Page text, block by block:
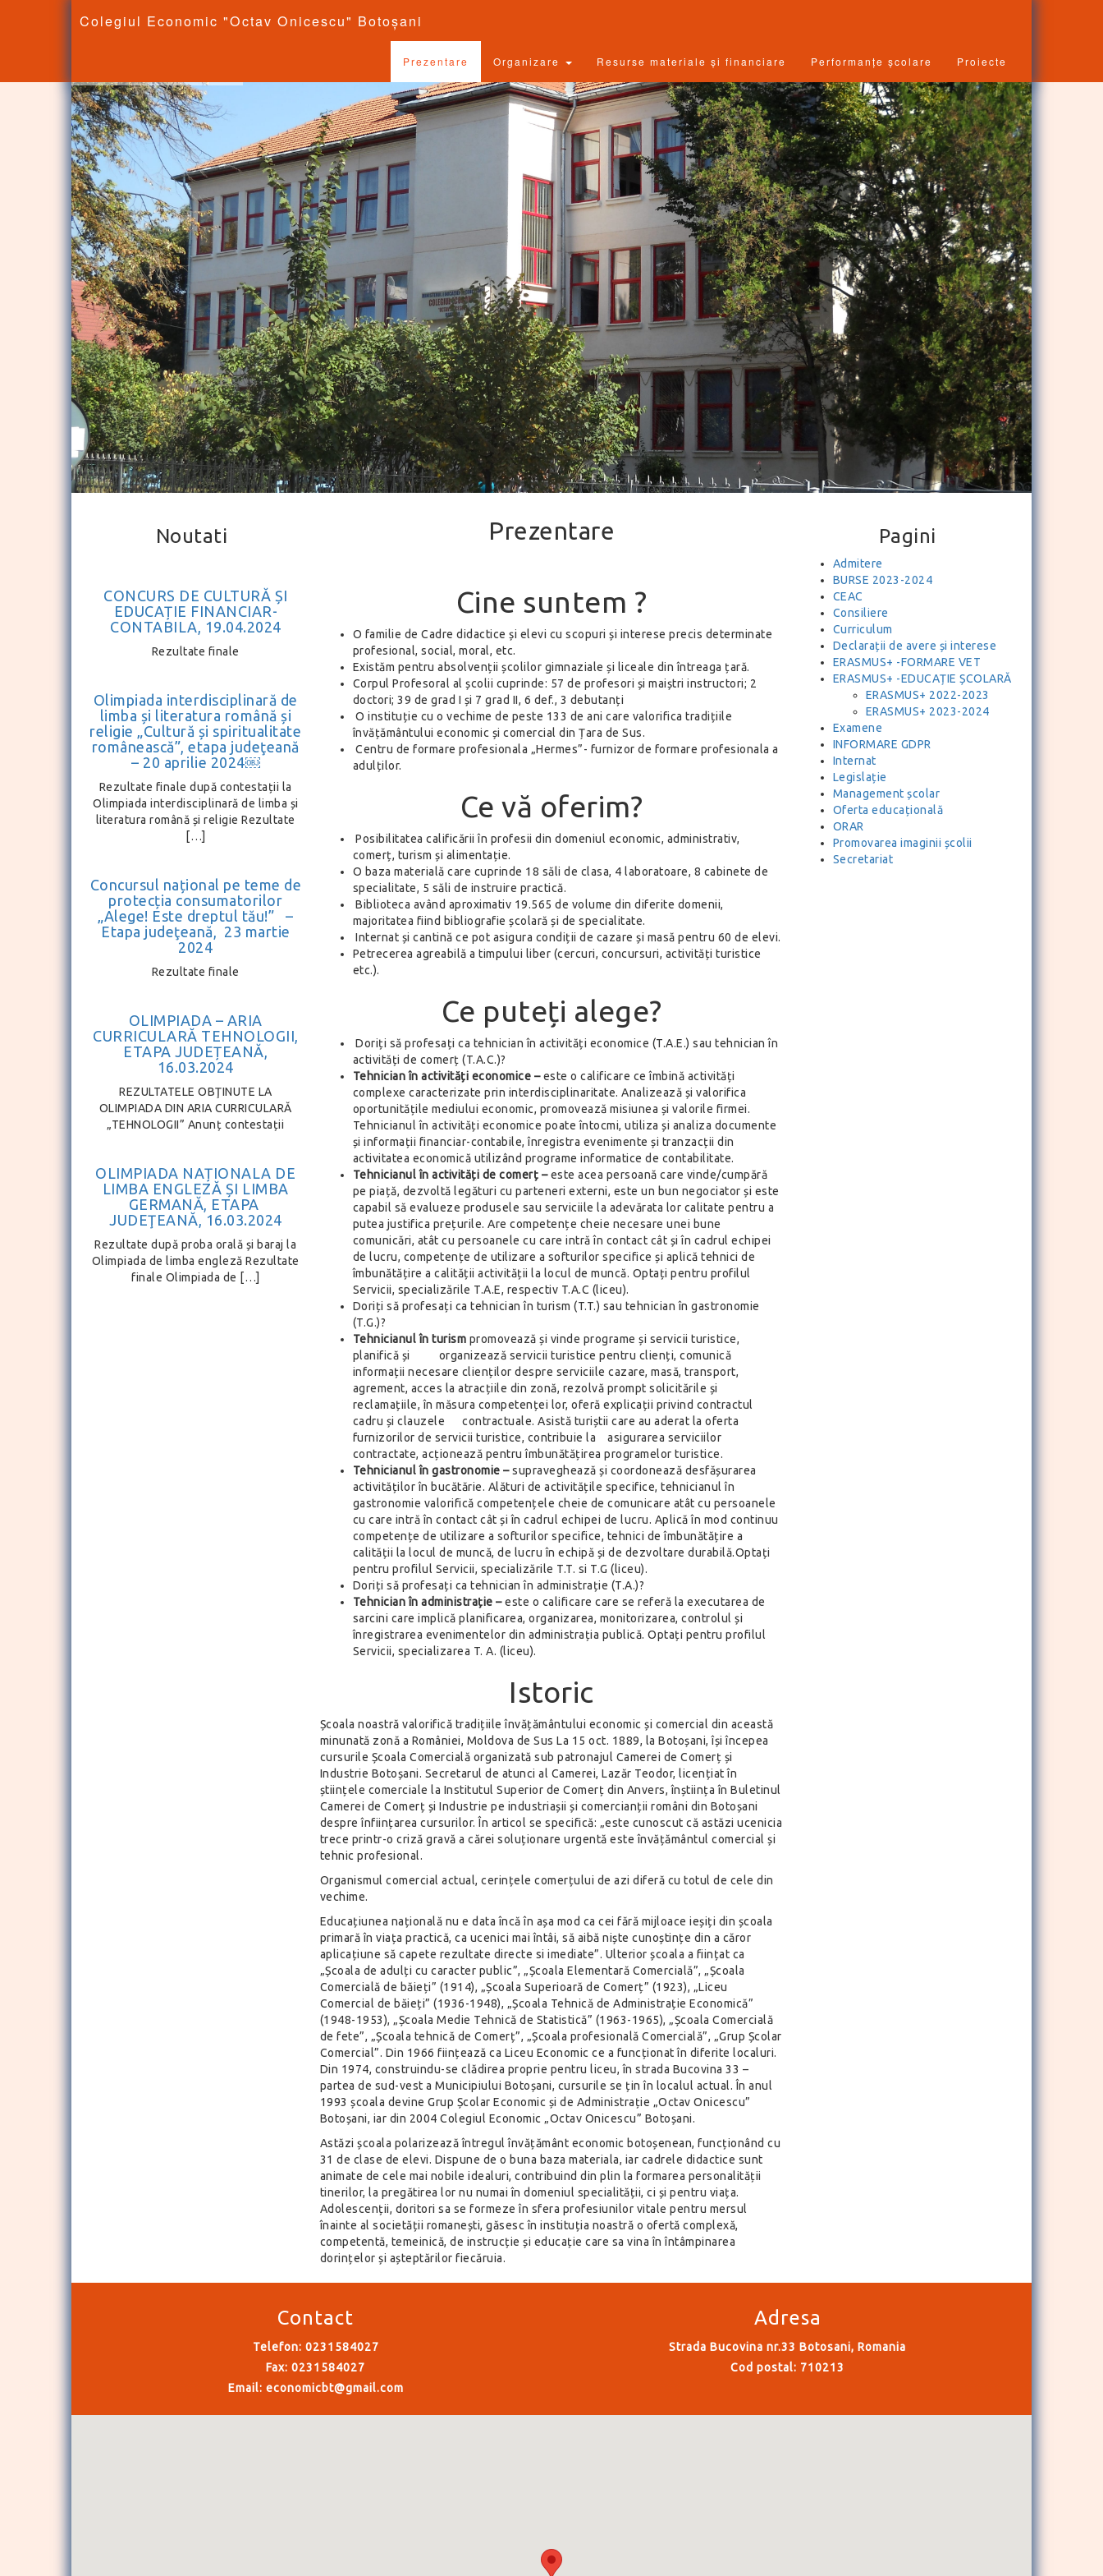
Colegiul Economic "Octav Onicescu" Botoșani
Prezentare Organizare Resurse materiale și financiare Performanțe școlare Proiecte
Noutati
CONCURS DE CULTURĂ ȘI
EDUCAȚIE FINANCIAR-
CONTABILA, 19.04.2024
Rezultate finale
Olimpiada interdisciplinară de
limba și literatura română și
religie „Cultură și spiritualitate
românească”, etapa judeţeană
– 20 aprilie 2024￼
Rezultate finale după contestații la
Olimpiada interdisciplinară de limba și
literatura română și religie Rezultate
[…]
Concursul național pe teme de
protecția consumatorilor
„Alege! Este dreptul tău!” –
Etapa judeţeană, 23 martie
2024
Rezultate finale
OLIMPIADA – ARIA
CURRICULARĂ TEHNOLOGII,
ETAPA JUDEȚEANĂ,
16.03.2024
REZULTATELE OBŢINUTE LA
OLIMPIADA DIN ARIA CURRICULARĂ
„TEHNOLOGII” Anunț contestații
OLIMPIADA NAȚIONALA DE
LIMBA ENGLEZĂ ȘI LIMBA
GERMANĂ, ETAPA
JUDEŢEANĂ, 16.03.2024
Rezultate după proba orală și baraj la
Olimpiada de limba engleză Rezultate
finale Olimpiada de […]
Prezentare
Cine suntem ?
O familie de Cadre didactice și elevi cu scopuri și interese precis determinate
profesional, social, moral, etc.
Existăm pentru absolvenții școlilor gimnaziale și liceale din întreaga țară.
Corpul Profesoral al școlii cuprinde: 57 de profesori și maiștri instructori; 2
doctori; 39 de grad I și 7 grad II, 6 def., 3 debutanți
O instituție cu o vechime de peste 133 de ani care valorifica tradițiile
învățământului economic și comercial din Țara de Sus.
Centru de formare profesionala „Hermes”- furnizor de formare profesionala a
adulților.
Ce vă oferim?
Posibilitatea calificării în profesii din domeniul economic, administrativ,
comerț, turism și alimentație.
O baza materială care cuprinde 18 săli de clasa, 4 laboratoare, 8 cabinete de
specialitate, 5 săli de instruire practică.
Biblioteca având aproximativ 19.565 de volume din diferite domenii,
majoritatea fiind bibliografie școlară și de specialitate.
Internat și cantină ce pot asigura condiții de cazare și masă pentru 60 de elevi.
Petrecerea agreabilă a timpului liber (cercuri, concursuri, activități turistice
etc.).
Ce puteți alege?
Doriți să profesați ca tehnician în activități economice (T.A.E.) sau tehnician în
activități de comerț (T.A.C.)?
Tehnician în activități economice –este o calificare ce îmbină activități
complexe caracterizate prin interdisciplinaritate. Analizează și valorifica
oportunitățile mediului economic, promovează misiunea și valorile firmei.
Tehnicianul în activități economice poate întocmi, utiliza și analiza documente
și informații financiar-contabile, înregistra evenimente și tranzacții din
activitatea economică utilizând programe informatice de contabilitate.
Tehnicianul în activități de comerț –este acea persoană care vinde/cumpără
pe piață, dezvoltă legături cu parteneri externi, este un bun negociator și este
capabil să evalueze produsele sau serviciile la adevărata lor calitate pentru a
putea justifica prețurile. Are competențe cheie necesare unei bune
comunicări, atât cu persoanele cu care intră în contact cât și în cadrul echipei
de lucru, competențe de utilizare a softurilor specifice și aplică tehnici de
îmbunătățire a calității activității la locul de muncă. Optați pentru profilul
Servicii, specializările T.A.E, respectiv T.A.C (liceu).
Doriți să profesați ca tehnician în turism (T.T.) sau tehnician în gastronomie
(T.G.)?
Tehnicianul în turism promovează și vinde programe și servicii turistice,
planifică și organizează servicii turistice pentru clienți, comunică
informații necesare clienților despre serviciile cazare, masă, transport,
agrement, acces la atracțiile din zonă, rezolvă prompt solicitările și
reclamațiile, în măsura competenței lor, oferă explicații privind contractul
cadru și clauzele contractuale. Asistă turiștii care au aderat la oferta
furnizorilor de servicii turistice, contribuie la asigurarea serviciilor
contractate, acționează pentru îmbunătățirea programelor turistice.
Tehnicianul în gastronomie –supraveghează și coordonează desfășurarea
activităților în bucătărie. Alături de activitățile specifice, tehnicianul în
gastronomie valorifică competențele cheie de comunicare atât cu persoanele
cu care intră în contact cât și în cadrul echipei de lucru. Aplică în mod continuu
competențe de utilizare a softurilor specifice, tehnici de îmbunătățire a
calității la locul de muncă, de lucru în echipă și de dezvoltare durabilă.Optați
pentru profilul Servicii, specializările T.T. si T.G (liceu).
Doriți să profesați ca tehnician în administrație (T.A.)?
Tehnician în administrație –este o calificare care se referă la executarea de
sarcini care implică planificarea, organizarea, monitorizarea, controlul și
înregistrarea evenimentelor din administrația publică. Optați pentru profilul
Servicii, specializarea T. A. (liceu).
Istoric
Școala noastră valorifică tradițiile învățământului economic și comercial din această
minunată zonă a României, Moldova de Sus La 15 oct. 1889, la Botoșani, își începea
cursurile Școala Comercială organizată sub patronajul Camerei de Comerț și
Industrie Botoșani. Secretarul de atunci al Camerei, Lazăr Teodor, licențiat în
științele comerciale la Institutul Superior de Comerț din Anvers, înștiința în Buletinul
Camerei de Comerț și Industrie pe industriașii și comercianții români din Botoșani
despre înființarea cursurilor. În articol se specifică: „este cunoscut că astăzi ucenicia
trece printr-o criză gravă a cărei soluționare urgentă este învățământul comercial și
tehnic profesional.
Organismul comercial actual, cerințele comerțului de azi diferă cu totul de cele din
vechime.
Educațiunea națională nu e data încă în așa mod ca cei fără mijloace ieșiți din școala
primară în viața practică, ca ucenici mai întâi, să aibă niște cunoștințe din a căror
aplicațiune să capete rezultate directe si imediate”. Ulterior școala a ființat ca
„Școala de adulți cu caracter public”, „Școala Elementară Comercială”, „Școala
Comercială de băieți” (1914), „Școala Superioară de Comerț” (1923), „Liceu
Comercial de băieți” (1936-1948), „Școala Tehnică de Administrație Economică”
(1948-1953), „Școala Medie Tehnică de Statistică” (1963-1965), „Școala Comercială
de fete”, „Școala tehnică de Comerț”, „Școala profesională Comercială”, „Grup Școlar
Comercial”. Din 1966 ființează ca Liceu Economic ce a funcționat în diferite localuri.
Din 1974, construindu-se clădirea proprie pentru liceu, în strada Bucovina 33 –
partea de sud-vest a Municipiului Botoșani, cursurile se țin în localul actual. În anul
1993 școala devine Grup Școlar Economic și de Administrație „Octav Onicescu”
Botoșani, iar din 2004 Colegiul Economic „Octav Onicescu” Botoșani.
Astăzi școala polarizează întregul învățământ economic botoșenean, funcționând cu
31 de clase de elevi. Dispune de o buna baza materiala, iar cadrele didactice sunt
animate de cele mai nobile idealuri, contribuind din plin la formarea personalității
tinerilor, la pregătirea lor nu numai în domeniul specialității, ci și pentru viața.
Adolescenții, doritori sa se formeze în sfera profesiunilor vitale pentru mersul
înainte al societății romanești, găsesc în instituția noastră o ofertă complexă,
competentă, temeinică, de instrucție și educație care sa vina în întâmpinarea
dorințelor și așteptărilor fiecăruia.
Pagini
Admitere
BURSE 2023-2024
CEAC
Consiliere
Curriculum
Declarații de avere și interese
ERASMUS+ -FORMARE VET
ERASMUS+ -EDUCAȚIE ȘCOLARĂ
ERASMUS+ 2022-2023
ERASMUS+ 2023-2024
Examene
INFORMARE GDPR
Internat
Legislație
Management școlar
Oferta educațională
ORAR
Promovarea imaginii școlii
Secretariat
Contact
Telefon: 0231584027
Fax: 0231584027
Email: economicbt@gmail.com
Adresa
Strada Bucovina nr.33 Botosani, Romania
Cod postal: 710213